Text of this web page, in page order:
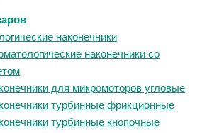
наконечники
наконечники со
для микромоторов угловые
турбинные фрикционные
турбинные кнопочные